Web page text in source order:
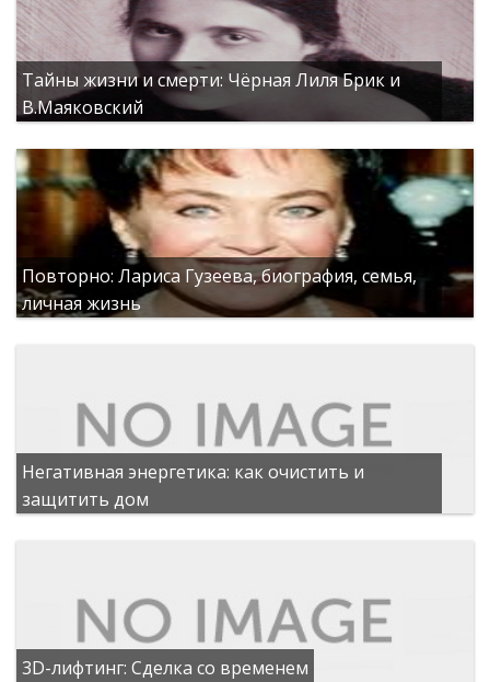
Тайны жизни и смерти: Чёрная Лиля Брик и
В.Маяковский
Повторно: Лариса Гузеева, биография, семья,
личная жизнь
Негативная энергетика: как очистить и
защитить дом
3D-лифтинг: Сделка со временем